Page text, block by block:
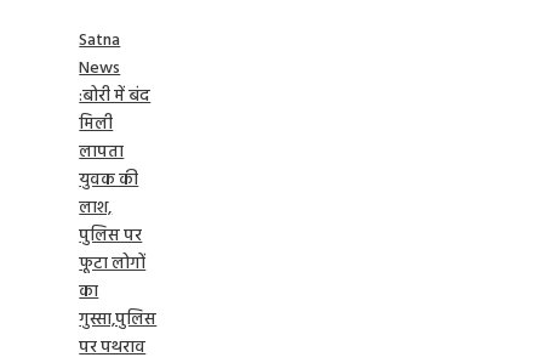
Satna
News
:बोरी में बंद
मिली
लापता
युवक की
लाश,
पुलिस पर
फूटा लोगों
का
गुस्सा,पुलिस
पर पथराव